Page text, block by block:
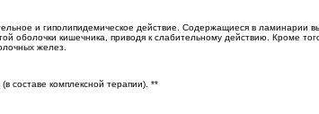
и гиполипидемическое действие. Содержащиеся в ламинарии
оболочки кишечника, приводя к слабительному действию. Кроме
желез.
составе комплексной терапии). **